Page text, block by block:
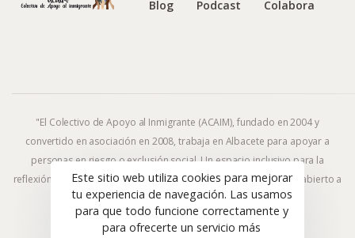
Blog
Podcast Colabora
"El Colectivo de Apoyo al Inmigrante (ACAIM), fundado en 2004 y
convertido en asociación en 2008, trabaja en Albacete para apoyar a
personas en riesgo o exclusión social. Un espacio inclusivo para la
reflexión y la acción frente al fenómeno migratorio y la exclusión, abierto a
todas las ideologías y religiones."
Este sitio web utiliza cookies para mejorar
tu experiencia de navegación. Las usamos
para que todo funcione correctamente y
para ofrecerte un servicio más